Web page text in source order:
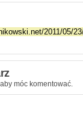
aby móc komentować.